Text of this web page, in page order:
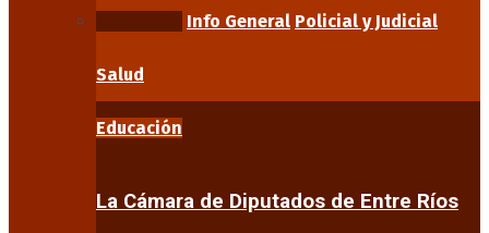
Info General Policial y Judicial
Salud
Educación
La Cámara de Diputados de Entre Ríos